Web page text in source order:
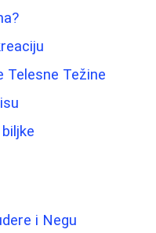
Telesne Težine
i Negu